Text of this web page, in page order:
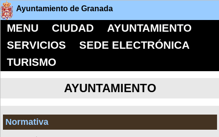
Ayuntamiento de Granada
MENU CIUDAD
AYUNTAMIENTO
SERVICIOS
SEDE ELECTRÓNICA
TURISMO
AYUNTAMIENTO
Normativa